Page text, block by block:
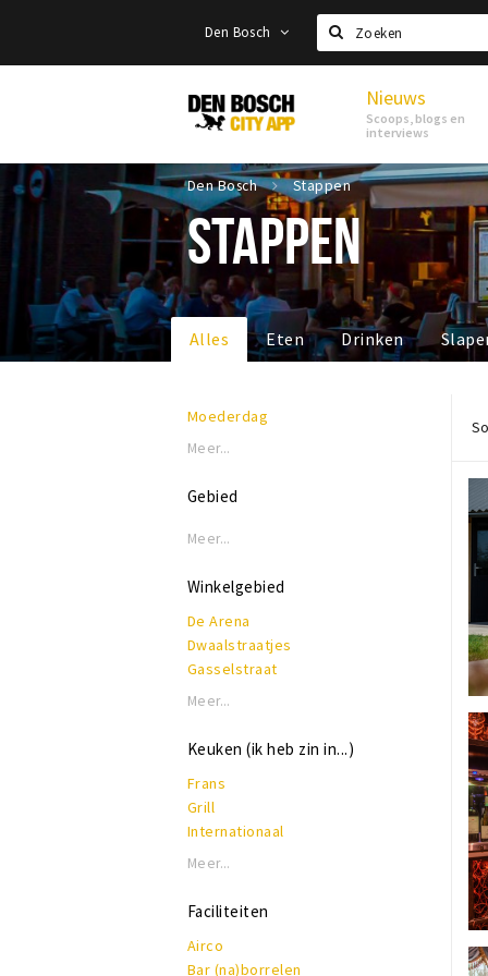
Den Bosch
Zoeken
Den
Bosch
Nieuws
Scoops, blogs en
interviews
Den Bosch Stappen
STAPPEN
Alles Eten Drinken
Moederdag
Meer...
Gebied
Meer...
Winkelgebied
De Arena
Dwaalstraatjes
Gasselstraat
Hinthamerstraat
Markt
Minderbroedersplein
Paleiskwartier
Uilenburg
Verwersstraat
Vughterstraat
Meer...
Keuken (ik heb zin in...)
Frans
Grill
Internationaal
Italiaans
Nederlands - Belgisch
Tapas
Meer...
Faciliteiten
Airco
Bar (na)borrelen